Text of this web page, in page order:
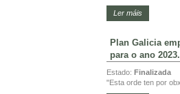
Ler máis
Plan Galicia
para o ano 2023.
Estado: Finalizada
"Esta orde ten por